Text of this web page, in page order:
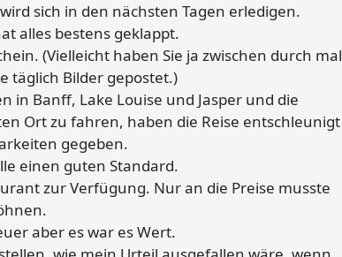
sich in den nächsten Tagen erledigen.
alles bestens geklappt.
(Vielleicht haben Sie ja zwischen durch mal
täglich Bilder gepostet.)
Banff, Lake Louise und Jasper und die
Ort zu fahren, haben die Reise entschleunigt
gegeben.
einen guten Standard.
zur Verfügung. Nur an die Preise musste
aber es war es Wert.